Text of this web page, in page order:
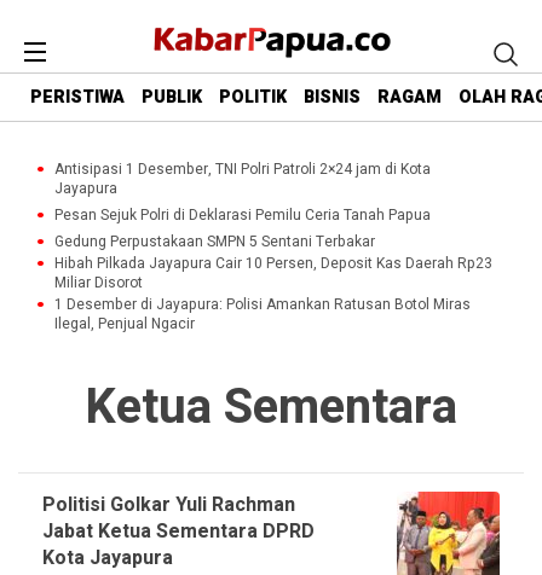
PERISTIWA PUBLIK POLITIK BISNIS RAGAM OLAH
Antisipasi 1 Desember, TNI Polri Patroli 2×24 jam di Kota
Jayapura
Pesan Sejuk Polri di Deklarasi Pemilu Ceria Tanah Papua
Gedung Perpustakaan SMPN 5 Sentani Terbakar
Hibah Pilkada Jayapura Cair 10 Persen, Deposit Kas Daerah Rp23
Miliar Disorot
1 Desember di Jayapura: Polisi Amankan Ratusan Botol Miras
Ilegal, Penjual Ngacir
Ketua Sementara
Politisi Golkar Yuli Rachman
Jabat Ketua Sementara DPRD
Kota Jayapura